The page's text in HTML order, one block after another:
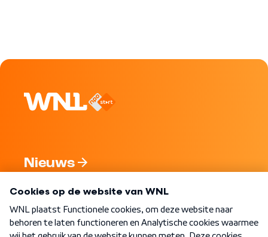
Nieuws
Nieuwsbrief